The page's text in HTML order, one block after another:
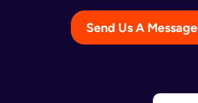
Send Us A Message